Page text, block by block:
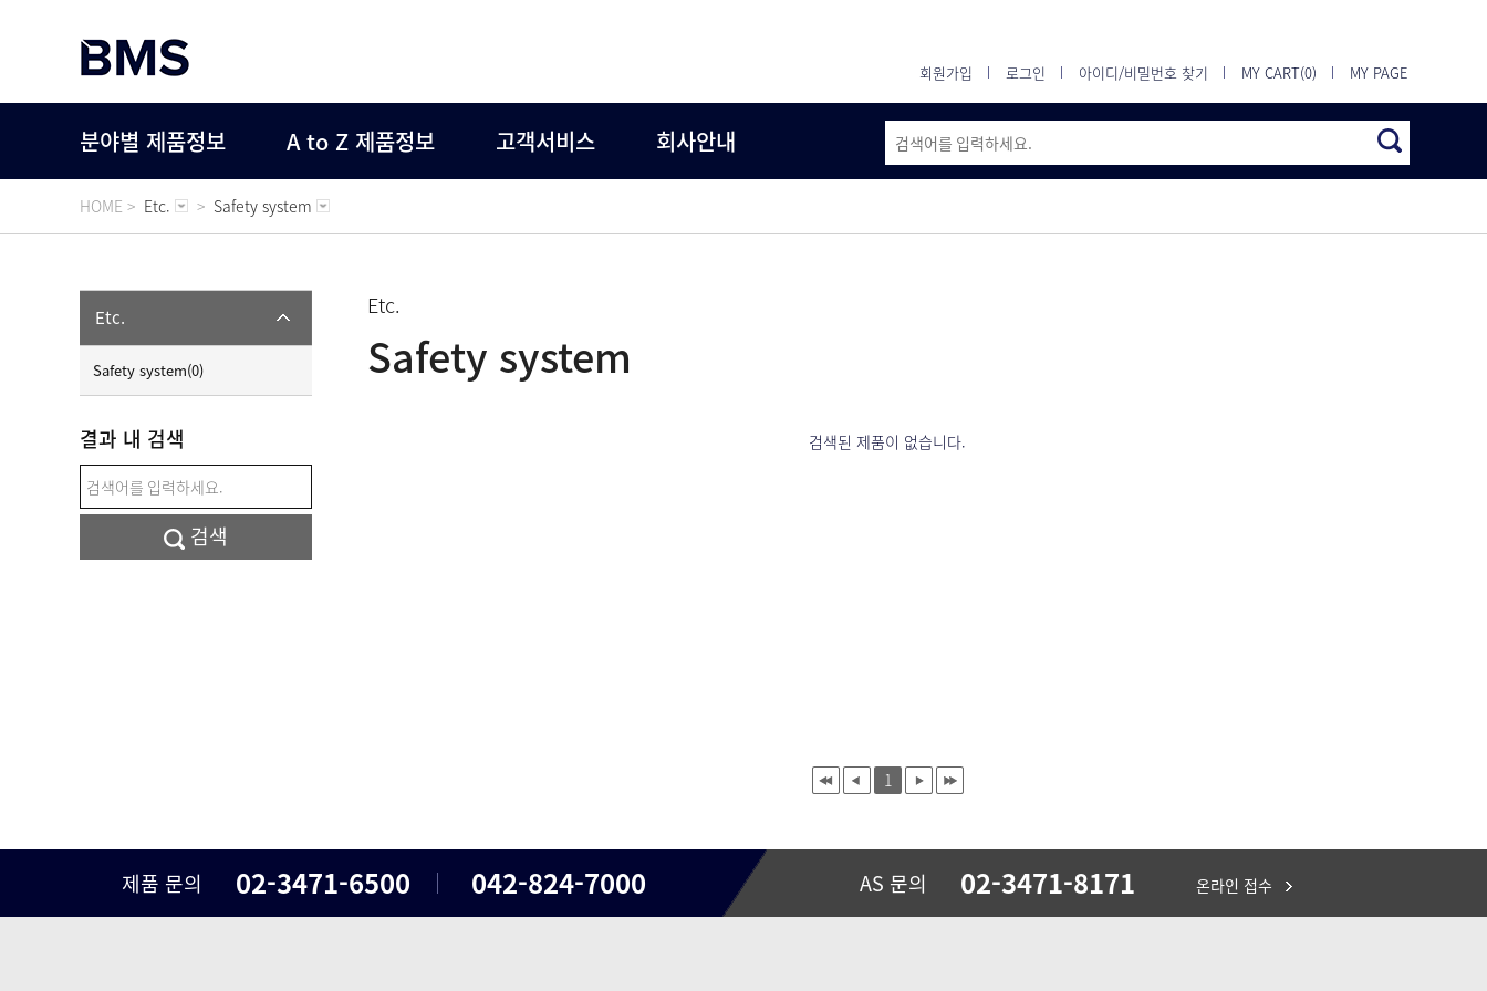
회원가입 로그인 아이디/비밀번호 찾기 MY CART(0) MY PAGE
분야별 제품정보 A to Z 제품정보 고객서비스 회사안내
HOME > Etc. > Safety system
Etc.
Safety system(0)
결과 내 검색
검색
Etc.
Safety system
검색된 제품이 없습니다.
1
제품 문의 02-3471-6500 042-824-7000 AS 문의 02-3471-8171 온라인 접수